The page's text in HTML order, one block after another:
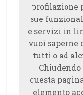
profilazione
sue
e servizi in
vuoi saperne
tutti o ad
Chiudendo
questa
elemento